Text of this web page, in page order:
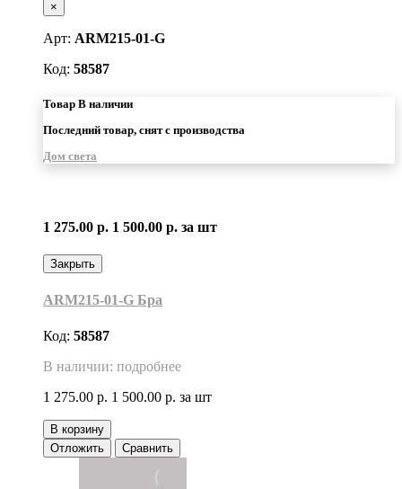
×
Арт: ARM215-01-G
Код: 58587
Товар В наличии
Последний товар, снят с производства
Дом света
1 275.00 р. 1 500.00 р. за шт
Закрыть
ARM215-01-G Бра
Код: 58587
В наличии: подробнее
1 275.00 р. 1 500.00 р. за шт
В корзину
Отложить
Сравнить